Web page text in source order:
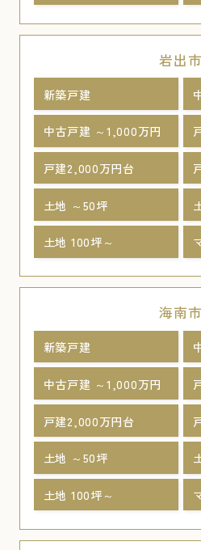
岩出市
新築戸建
中古戸建 ～1,000万円
戸建2,000万円台
土地 ～50坪
土地 100坪～
海南市
新築戸建
中古戸建 ～1,000万円
戸建2,000万円台
土地 ～50坪
土地 100坪～